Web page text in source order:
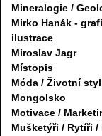
Mineralogie /
Mirko Hanák -
ilustrace
Miroslav Jagr
Místopis
Móda / Životní styl
Mongolsko
Motivace /
Mušketýři / Rytíři /